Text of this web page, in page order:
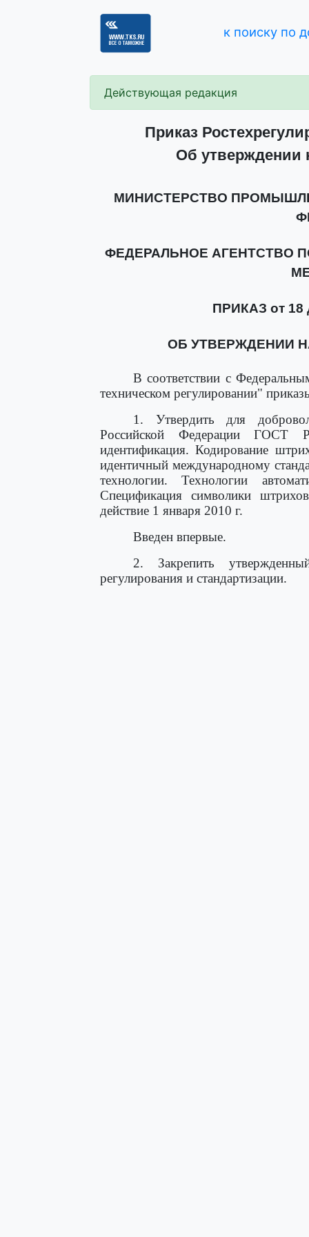
к поиску по
Действующая редакция
Приказ
Об утверждении
МИНИСТЕРСТВО
ФЕДЕРАЛЬНОЕ АГЕНТСТВО
ПРИКАЗ от 18
ОБ УТВЕРЖДЕНИИ
В соответствии с
техническом регулировании"
1. Утвердить для
Российской Федерации ГОСТ
идентификация. Кодирование
идентичный международному
технологии. Технологии
Спецификация символики
действие 1 января 2010 г.
Введен впервые.
2. Закрепить
регулирования и стандартизации.